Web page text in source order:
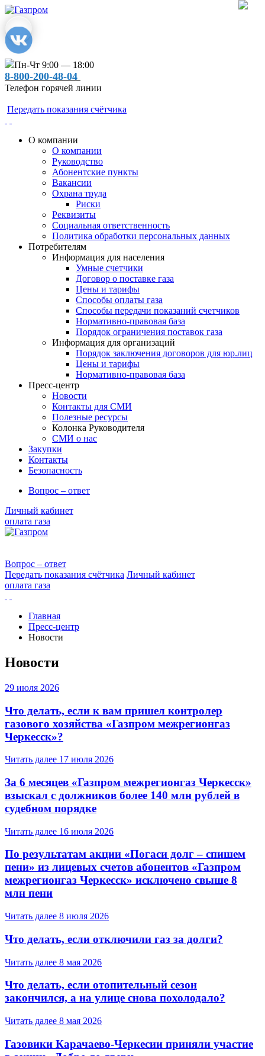
Пн-Чт 9:00 — 18:00
8-800-200-48-04
Телефон горячей линии
Передать показания счётчика
О компании
О компании
Руководство
Абонентские пункты
Вакансии
Охрана труда
Риски
Реквизиты
Социальная ответственность
Политика обработки персональных данных
Потребителям
Информация для населения
Умные счетчики
Договор о поставке газа
Цены и тарифы
Способы оплаты газа
Способы передачи показаний счетчиков
Нормативно-правовая база
Порядок ограничения поставок газа
Информация для организаций
Порядок заключения договоров для юр.лиц
Цены и тарифы
Нормативно-правовая база
Пресс-центр
Новости
Контакты для СМИ
Полезные ресурсы
Колонка Руководителя
СМИ о нас
Закупки
Контакты
Безопасность
Вопрос – ответ
Личный кабинет
оплата газа
Вопрос – ответ
Передать показания счётчика Личный кабинет
оплата газа
Главная
Пресс-центр
Новости
Новости
29 июля 2026
Что делать, если к вам пришел контролер
газового хозяйства «Газпром межрегионгаз
Черкесск»?
Читать далее 17 июля 2026
За 6 месяцев «Газпром межрегионгаз Черкесск»
взыскал с должников более 140 млн рублей в
судебном порядке
Читать далее 16 июля 2026
По результатам акции «Погаси долг – спишем
пени» из лицевых счетов абонентов «Газпром
межрегионгаз Черкесск» исключено свыше 8
млн пени
Читать далее 8 июля 2026
Что делать, если отключили газ за долги?
Читать далее 8 мая 2026
Что делать, если отопительный сезон
закончился, а на улице снова похолодало?
Читать далее 8 мая 2026
Газовики Карачаево-Черкесии приняли участие